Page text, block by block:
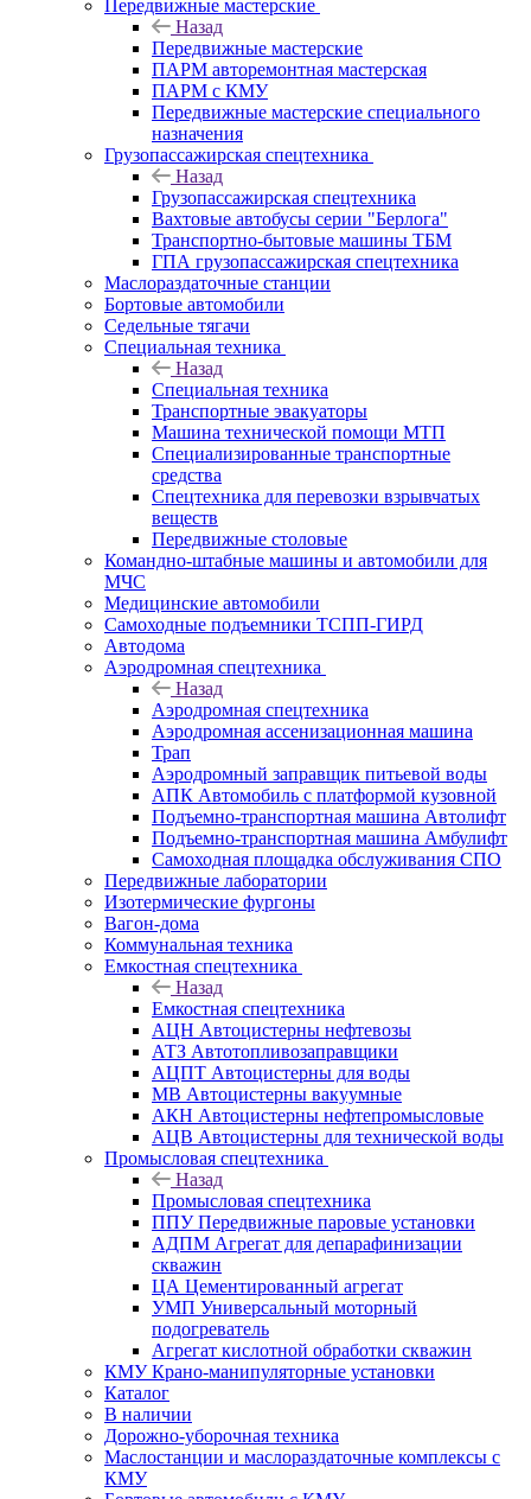
Передвижные мастерские
Назад
Передвижные мастерские
ПАРМ авторемонтная мастерская
ПАРМ с КМУ
Передвижные мастерские специального
назначения
Грузопассажирская спецтехника
Назад
Грузопассажирская спецтехника
Вахтовые автобусы серии "Берлога"
Транспортно-бытовые машины ТБМ
ГПА грузопассажирская спецтехника
Маслораздаточные станции
Бортовые автомобили
Седельные тягачи
Специальная техника
Назад
Специальная техника
Транспортные эвакуаторы
Машина технической помощи МТП
Специализированные транспортные
средства
Спецтехника для перевозки взрывчатых
веществ
Передвижные столовые
Командно-штабные машины и автомобили для
МЧС
Медицинские автомобили
Самоходные подъемники ТСПП-ГИРД
Автодома
Аэродромная спецтехника
Назад
Аэродромная спецтехника
Аэродромная ассенизационная машина
Трап
Аэродромный заправщик питьевой воды
АПК Автомобиль с платформой кузовной
Подъемно-транспортная машина Автолифт
Подъемно-транспортная машина Амбулифт
Самоходная площадка обслуживания СПО
Передвижные лаборатории
Изотермические фургоны
Вагон-дома
Коммунальная техника
Емкостная спецтехника
Назад
Емкостная спецтехника
АЦН Автоцистерны нефтевозы
АТЗ Автотопливозаправщики
АЦПТ Автоцистерны для воды
МВ Автоцистерны вакуумные
АКН Автоцистерны нефтепромысловые
АЦВ Автоцистерны для технической воды
Промысловая спецтехника
Назад
Промысловая спецтехника
ППУ Передвижные паровые установки
АДПМ Агрегат для депарафинизации
скважин
ЦА Цементированный агрегат
УМП Универсальный моторный
подогреватель
Агрегат кислотной обработки скважин
КМУ Крано-манипуляторные установки
Каталог
В наличии
Дорожно-уборочная техника
Маслостанции и маслораздаточные комплексы с
КМУ